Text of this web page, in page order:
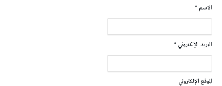
الاسم *
البريد الإلكتروني *
الموقع الإلكتروني